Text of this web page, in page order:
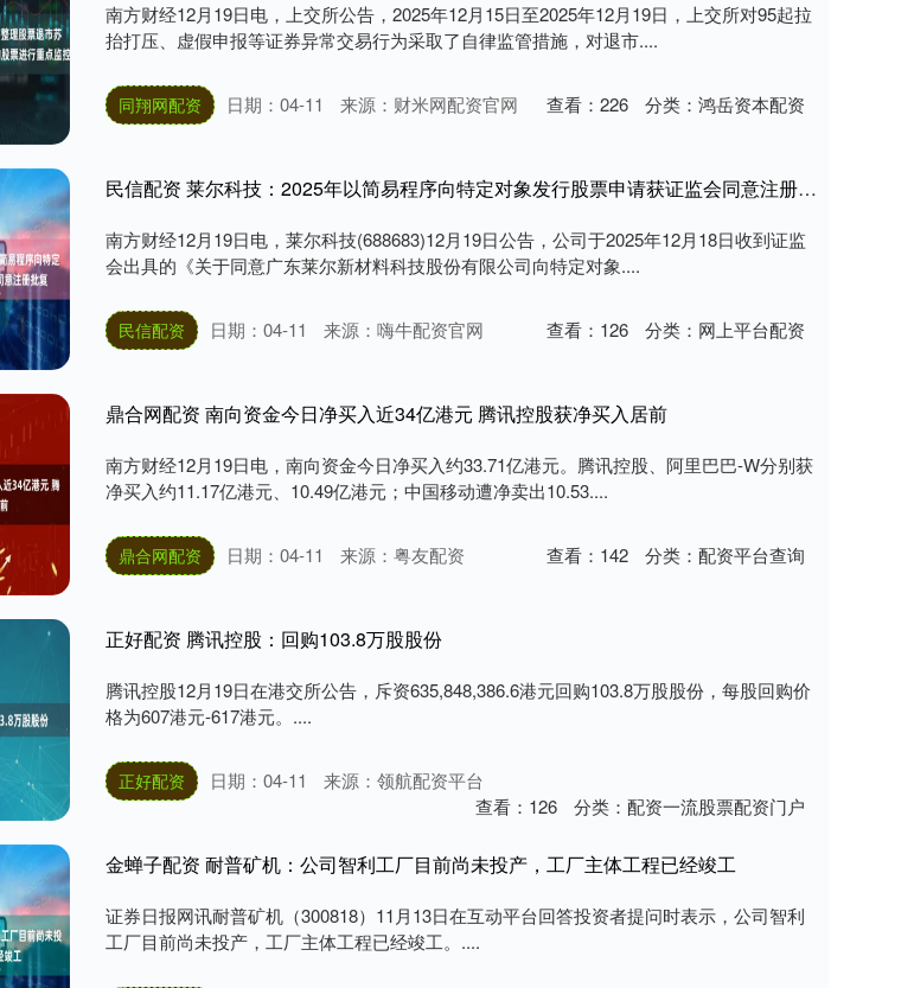
南方财经12月19日电，上交所公告，2025年12月15日至2025年12月19日，上交所对95起拉
抬打压、虚假申报等证券异常交易行为采取了自律监管措施，对退市....
同翔网配资 日期：04-11 来源：财米网配资官网 查看： 226 分类： 鸿岳资本配资
民信配资 莱尔科技：2025年以简易程序向特定对象发行股票申请获证监会同意注册批复
南方财经12月19日电，莱尔科技(688683)12月19日公告，公司于2025年12月18日收到证监
会出具的《关于同意广东莱尔新材料科技股份有限公司向特定对象....
民信配资 日期：04-11 来源：嗨牛配资官网 查看： 126 分类： 网上平台配资
鼎合网配资 南向资金今日净买入近34亿港元 腾讯控股获净买入居前
南方财经12月19日电，南向资金今日净买入约33.71亿港元。腾讯控股、阿里巴巴-W分别获
净买入约11.17亿港元、10.49亿港元；中国移动遭净卖出10.53....
鼎合网配资 日期：04-11 来源：粤友配资 查看： 142 分类： 配资平台查询
正好配资 腾讯控股：回购103.8万股股份
腾讯控股12月19日在港交所公告，斥资635,848,386.6港元回购103.8万股股份，每股回购价
格为607港元-617港元。....
正好配资 日期：04-11
来源：领航配资平台
查看： 126 分类： 配资一流股票配资门户
金蝉子配资 耐普矿机：公司智利工厂目前尚未投产，工厂主体工程已经竣工
证券日报网讯耐普矿机（300818）11月13日在互动平台回答投资者提问时表示，公司智利
工厂目前尚未投产，工厂主体工程已经竣工。....